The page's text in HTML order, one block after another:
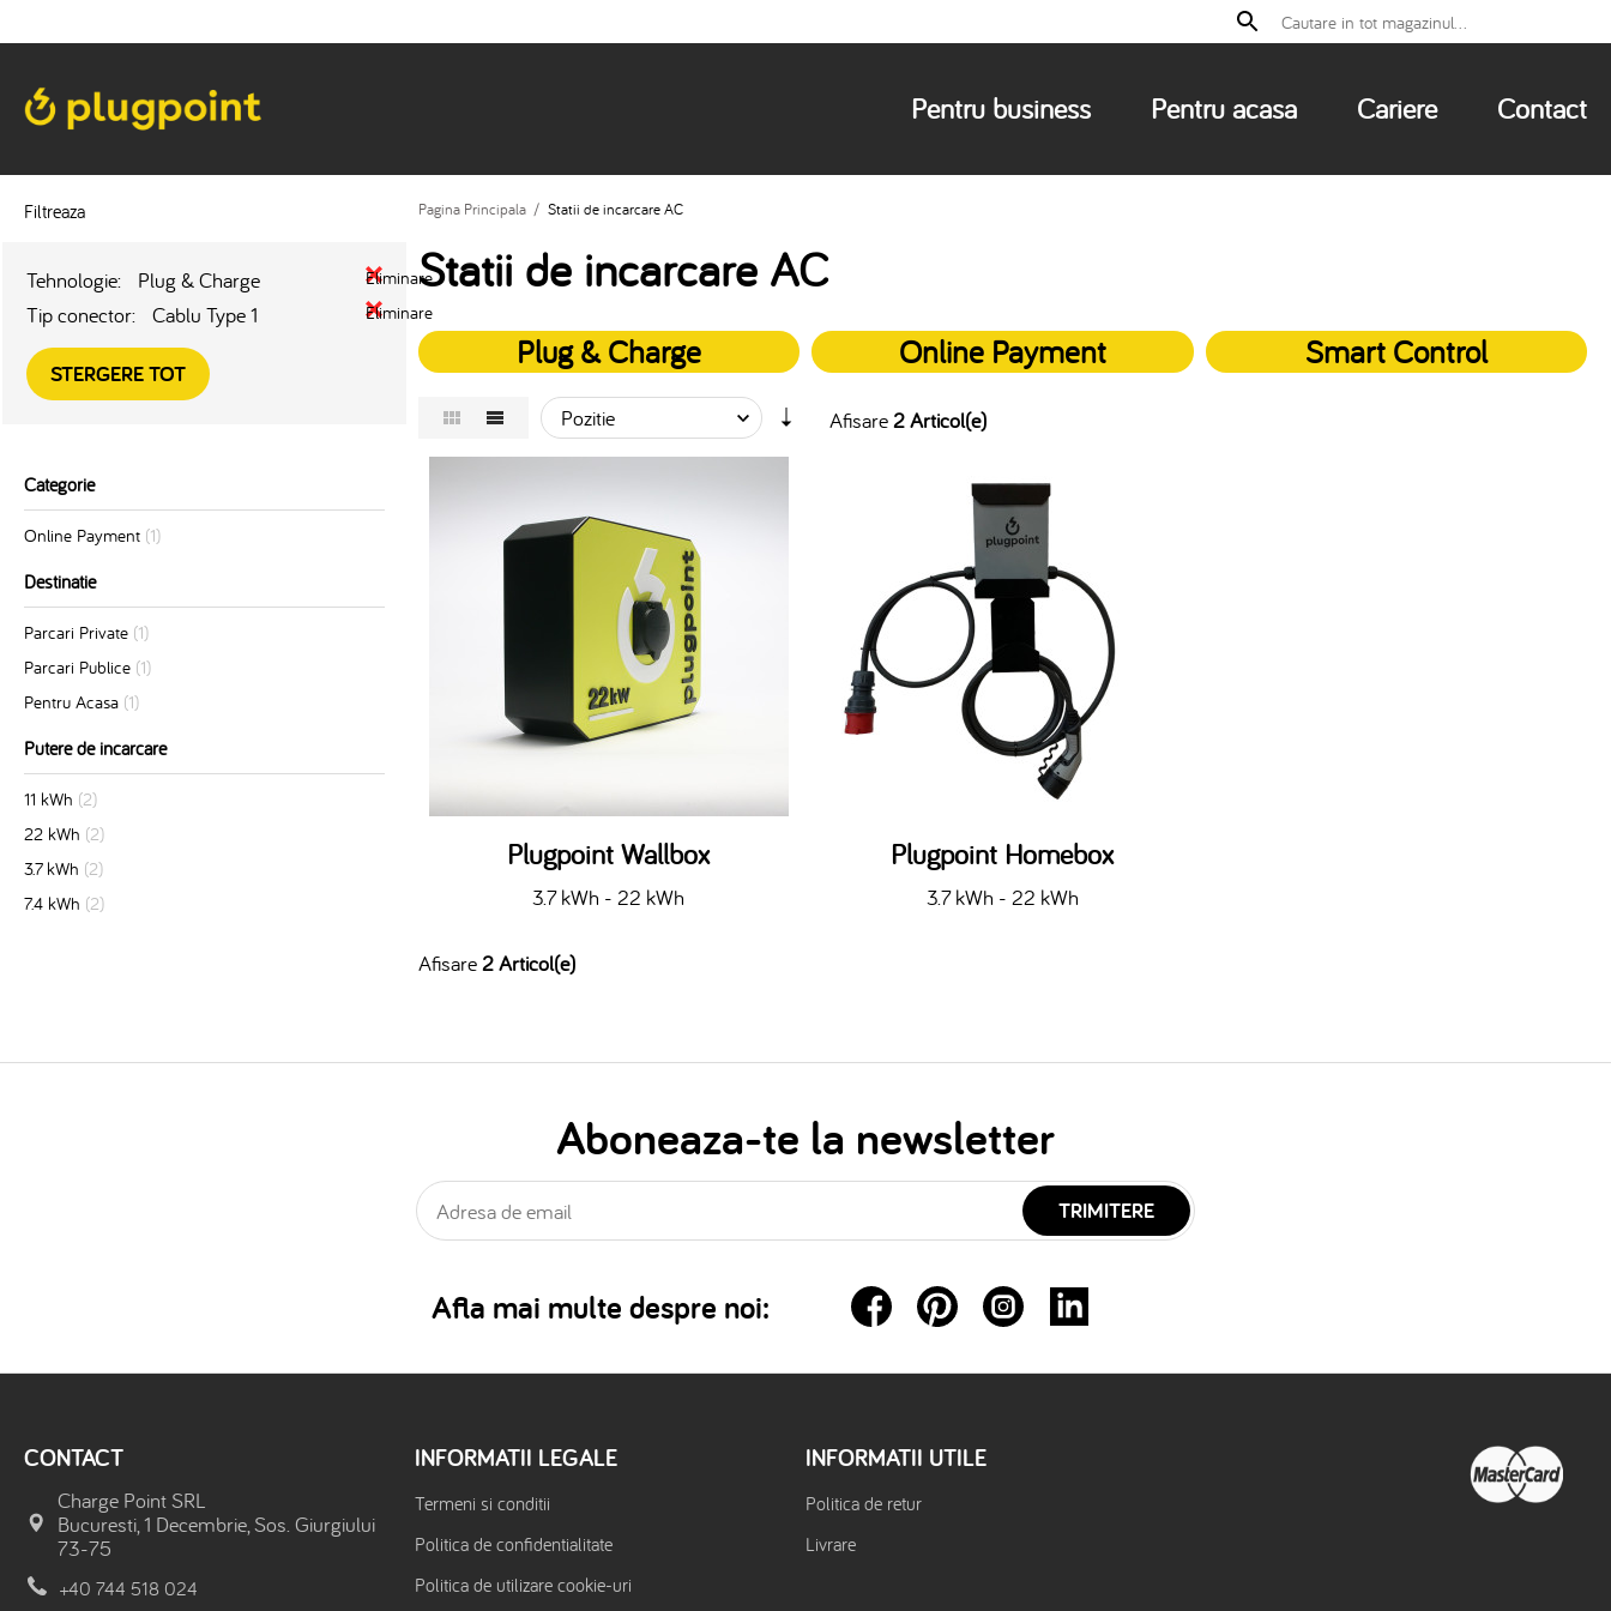
Pentru business Pentru acasa Cariere Contact
Filtreaza
Tehnologie: Plug & Charge Eliminare
Tip conector: Cablu Type 1 Eliminare
STERGERE TOT
Categorie
Online Payment (1)
Destinatie
Parcari Private (1)
Parcari Publice (1)
Pentru Acasa (1)
Putere de incarcare
11 kWh (2)
22 kWh (2)
3.7 kWh (2)
7.4 kWh (2)
Pagina Principala / Statii de incarcare AC
Statii de incarcare AC
Plug & Charge Online Payment Smart Control
Afisare2 Articol(e)
Plugpoint Wallbox
3.7 kWh - 22 kWh
Plugpoint Homebox
3.7 kWh - 22 kWh
Afisare2 Articol(e)
Aboneaza-te la newsletter
TRIMITERE
Afla mai multe despre noi:
CONTACT
Charge Point SRL
Bucuresti, 1 Decembrie, Sos. Giurgiului
73-75
+40 744 518 024
INFORMATII LEGALE
Termeni si conditii
Politica de confidentialitate
Politica de utilizare cookie-uri
INFORMATII UTILE
Politica de retur
Livrare